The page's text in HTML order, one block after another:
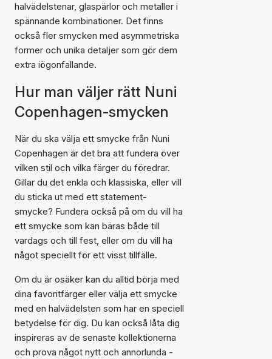
halvädelstenar, glaspärlor och metaller i
spännande kombinationer. Det finns
också fler smycken med asymmetriska
former och unika detaljer som gör dem
extra iögonfallande.
Hur man väljer rätt Nuni
Copenhagen-smycken
När du ska välja ett smycke från Nuni
Copenhagen är det bra att fundera över
vilken stil och vilka färger du föredrar.
Gillar du det enkla och klassiska, eller vill
du sticka ut med ett statement-
smycke? Fundera också på om du vill ha
ett smycke som kan bäras både till
vardags och till fest, eller om du vill ha
något speciellt för ett visst tillfälle.
Om du är osäker kan du alltid börja med
dina favoritfärger eller välja ett smycke
med en halvädelsten som har en speciell
betydelse för dig. Du kan också låta dig
inspireras av de senaste kollektionerna
och prova något nytt och annorlunda -